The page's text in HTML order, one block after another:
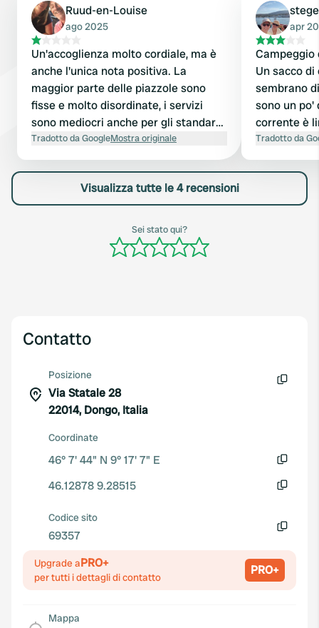
Ruud-en-Louise
ago 2025
Un'accoglienza molto cordiale, ma è
anche l'unica nota positiva. La
maggior parte delle piazzole sono
fisse e molto disordinate, i servizi
sono mediocri anche per gli standard
italiani e non c'è un villaggio grazioso
nelle vicinanze, solo una strada molto
trafficata.
Tradotto da GoogleMostra originale
apr
Un sacco
sembrano
sono un
corrente è
4A Direttore molto gentile e
disponibile. Ottimo campeggio per
trascorrere
Tradotto da
Visualizza tutte le 4 recensioni
Sei stato qui?
Contatto
Posizione
Via Statale 28
22014, Dongo, Italia
Coordinate
46° 7' 44" N 9° 17' 7" E
46.12878 9.28515
Codice sito
69357
Upgrade aPRO+
per tutti i dettagli di contatto PRO+
Mappa